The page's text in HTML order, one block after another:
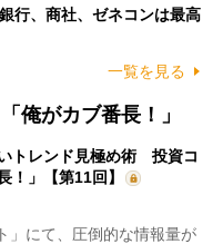
行、商社、ゼネコンは最高
一覧を見る
俺がカブ番長！」
トレンド見極め術 投資コ
！」【第11回】
にて、圧倒的な情報量が